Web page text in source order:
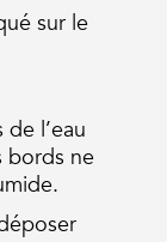
sur le
l’eau
bords ne